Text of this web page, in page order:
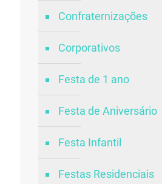
Confraternizações
Corporativos
Festa de 1 ano
Festa de Aniversário
Festa Infantil
Festas Residenciais